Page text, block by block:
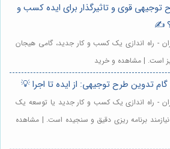
قوی و تاثیرگذار برای ایده کسب و
✍️
- راه اندازی یک کسب و کار جدید، گامی هیجان
است. | مشاهده و خرید
گام تدوین طرح توجیهی: از ایده تا اجرا 💡
- راه اندازی یک کسب و کار جدید یا توسعه یک
برنامه ریزی دقیق و سنجیده است. | مشاهده